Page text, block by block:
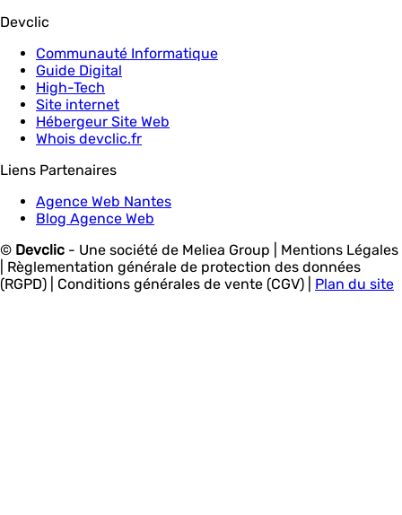
Devclic
Communauté Informatique
Guide Digital
High-Tech
Site internet
Hébergeur Site Web
Whois devclic.fr
Liens Partenaires
Agence Web Nantes
Blog Agence Web
© Devclic - Une société de Meliea Group | Mentions Légales
| Règlementation générale de protection des données
(RGPD) | Conditions générales de vente (CGV) | Plan du site